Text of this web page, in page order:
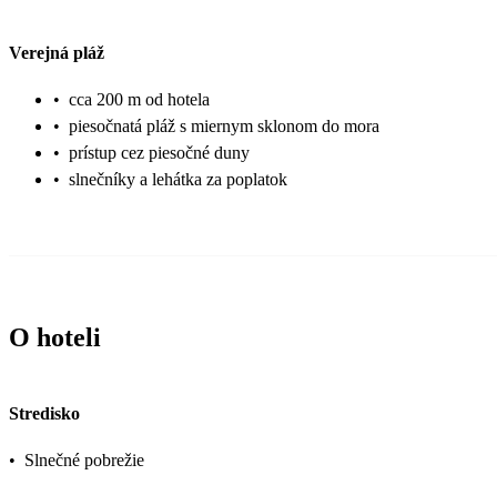
Verejná pláž
• cca 200 m od hotela
• piesočnatá pláž s miernym sklonom do mora
• prístup cez piesočné duny
• slnečníky a lehátka za poplatok
O hoteli
Stredisko
• Slnečné pobrežie